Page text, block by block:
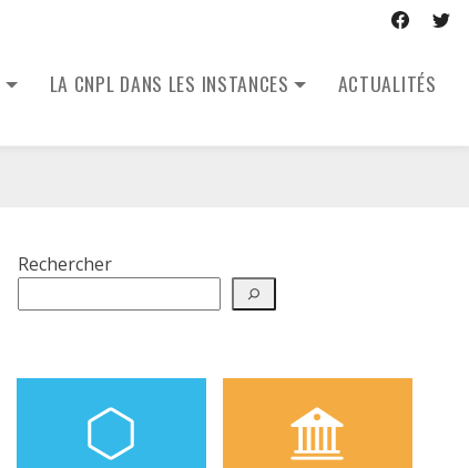
LA CNPL DANS LES INSTANCES ACTUALITÉS
Rechercher